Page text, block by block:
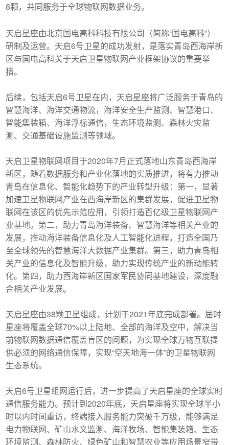
8颗，共同服务于全球物联网数据业务。
天启星座由北京国电高科科技有限公司（简称“国电高科”）
研制及运营。天启6号卫星的成功发射，是落实青岛西海岸新
区与国电高科关于天启卫星物联网产业框架协议的重要举
措。
后续，包括天启6号卫星在内，天启星座将广泛服务于青岛的
智慧海洋、海洋交通物流，海洋安全生产监测、智慧港口、
智能集装箱、海洋浮标通信，生态环境监测、森林火灾监
测、交通基础设施监测等领域。
天启卫星物联网项目于2020年7月正式落地山东青岛西海岸
新区，随着数据服务和产业化落地的实质推进，将有力推动
青岛在信息化、智能化趋势下的产业转型升级：第一，显著
加速卫星物联网产业在西海岸新区的集群发展，促进卫星物
联网在该区的优先示范应用，引领打造百亿级卫星物联网产
业基地。第二，助力青岛海洋装备、智慧海洋等相关产业的
发展，推动海洋装备信息化及人工智能化进程，打造全国乃
至全球领先的智慧海洋大数据产业集群。第三，助力青岛相
关产业的信息化及智能升级，助力实现传统产业的新动能转
化。第四，助力西海岸新区国家军民协同基地建设，深度融
合相关产业发展。
天启星座由38颗卫星组成，计划于2021年底完成部署。届时
星座将覆盖全球70%以上陆地、全部的海洋及空中，解决当
前物联网数据通信覆盖盲区的问题，为实现全球万物互联提
供必须的网络通信保障，实现“空天地海一体”的卫星物联网
生态系统。
天启6号卫星组网运行后，进一步提高了天启星座的全球实时
通信服务能力。预计到2020年底，天启星座将实现全球半小
时以内时间重访，终端接入服务能力突破千万级，能够满足
电力物联网、矿山水文监测、海洋牧场、智能集装箱、生态
环境监测、森林防火、绿色矿山和智慧农业等应用场景窄带